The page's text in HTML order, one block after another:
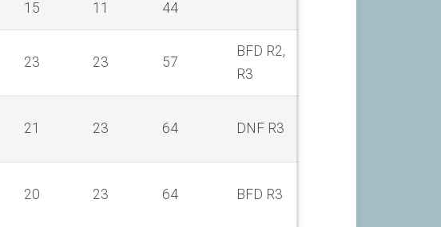
15 11 44
23 23 57
BFD R2,
R3
21 23 64 DNF R3
20 23 64 BFD R3